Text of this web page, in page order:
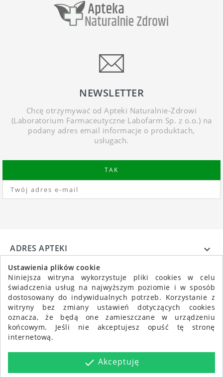
NEWSLETTER
Chcę otrzymywać od Apteki Naturalnie-Zdrowi
(Laboratorium Farmaceutyczne Labofarm Sp. z o.o.) na
podany adres email informacje o produktach,
usługach.
ADRES APTEKI 
INFORMACJE
Ustawienia plików cookie
Niniejsza witryna wykorzystuje pliki cookies w celu
świadczenia usług na najwyższym poziomie i w sposób
dostosowany do indywidualnych potrzeb. Korzystanie z
witryny bez zmiany ustawień dotyczących cookies
oznacza, że będą one zamieszczane w urządzeniu
końcowym. Jeśli nie akceptujesz opuść tę stronę
internetową.
done Akceptuję